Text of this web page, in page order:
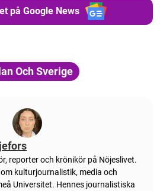
på Google News
Och Sverige
reporter och krönikör på Nöjeslivet.
kulturjournalistik, media och
Universitet. Hennes journalistiska